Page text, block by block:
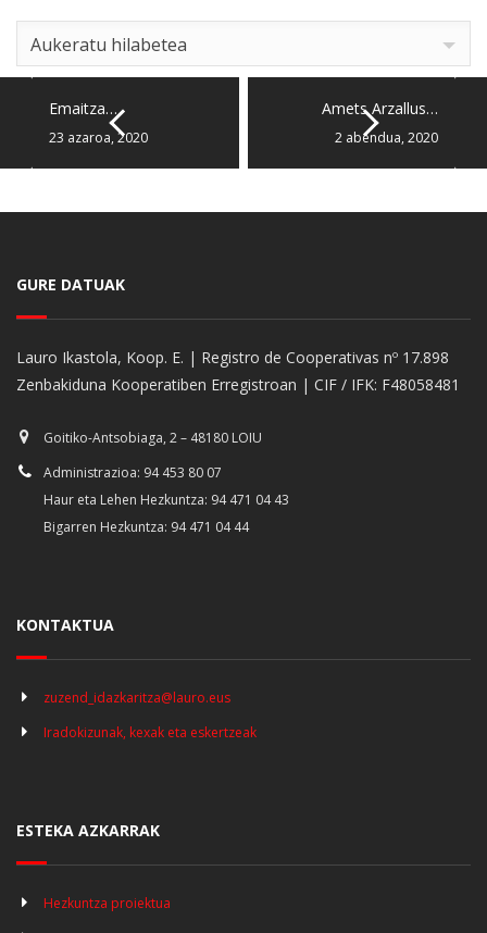
Archives
Aukeratu hilabetea
Emaitza…
23 azaroa, 2020
Amets Arzallus…
2 abendua, 2020
GURE DATUAK
Lauro Ikastola, Koop. E. | Registro de Cooperativas nº 17.898
Zenbakiduna Kooperatiben Erregistroan | CIF / IFK: F48058481
Goitiko-Antsobiaga, 2 – 48180 LOIU
Administrazioa: 94 453 80 07
Haur eta Lehen Hezkuntza: 94 471 04 43
Bigarren Hezkuntza: 94 471 04 44
KONTAKTUA
zuzend_idazkaritza@lauro.eus
Iradokizunak, kexak eta eskertzeak
ESTEKA AZKARRAK
Hezkuntza proiektua